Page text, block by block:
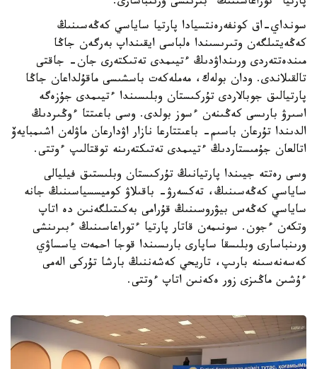
سونداي-اق كونفەرەنتسيادا پارتيا ساياسي كەڭەسىنىڭ
كەڭەيتىلگەن وتىرىسىندا ەلباسى ايقىنداپ بەرگەن جاڭا
مىندەتتەردى ورىنداۋدىڭ ءتيىمدى تەتىكتەرى جان- جاقتى
تالقىلاندى. ودان بولەك، مەملەكەت باسشىسى ماقۇلداعان جاڭا
پارتيالىق جوبالاردى تۇركىستان وبلىسىندا ءتيىمدى جۇزەگە
اسىرۋ بارىسى كەڭىنەن ءسوز بولدى. وسى باعىتتا ءوڭىردىڭ
الدىندا تۇرعان باسىم- باعىتتارعا نازار اۋدارعان ماۋلەن اشىمبايەۆ
اتالعان جۇمىستاردىڭ ءتيىمدى تەتىكتەرىنە توقتالىپ ءوتتى.
وسى رەتتە جيىندا پارتيانىڭ تۇركىستان وبلىستىق فيليالى
ساياسي كەڭەسىنىڭ، تەكسەرۋ- باقىلاۋ كوميسسياسىنىڭ جانە
ساياسي كەڭەس بيۋروسىنىڭ قۇرامى بەكىتىلگەنىن دە اتاپ
وتكەن ءجون. سونىمەن قاتار پارتيا ءتوراعاسىنىڭ ءبىرىنشى
ورىنباسارى وبلىسقا ساپارى بارىسىندا قوجا احمەت ياسساۋي
كەسەنەسىنە بارىپ، تاريحي كەشەننىڭ بارشا تۇركى الەمى
ءۇشىن ماڭىزى زور ەكەنىن اتاپ ءوتتى.